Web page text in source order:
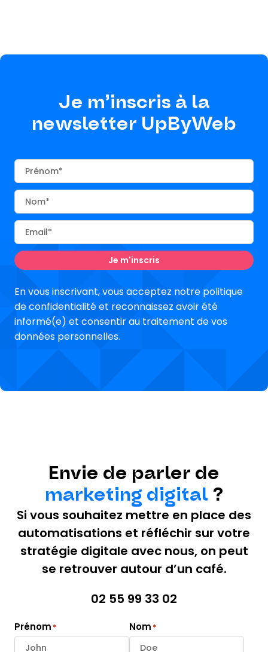
Je m’inscris à la
newsletter UpByWeb
Prénom
Nom
Email
En vous inscrivant, vous acceptez notre politique
de confidentialité et reconnaissez avoir été
informé(e) et consentir au traitement de vos
données personnelles.
Envie de parler de
marketing digital ?
Si vous souhaitez mettre en place des
automatisations et réfléchir sur votre
stratégie digitale avec nous, on peut
se retrouver autour d’un café.
02 55 99 33 02
Prénom Nom